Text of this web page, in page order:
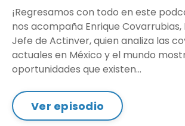
¡Regresamos con todo en este
nos acompaña Enrique
Jefe de Actinver, quien analiza las
actuales en México y el mundo
oportunidades que existen...
Ver episodio